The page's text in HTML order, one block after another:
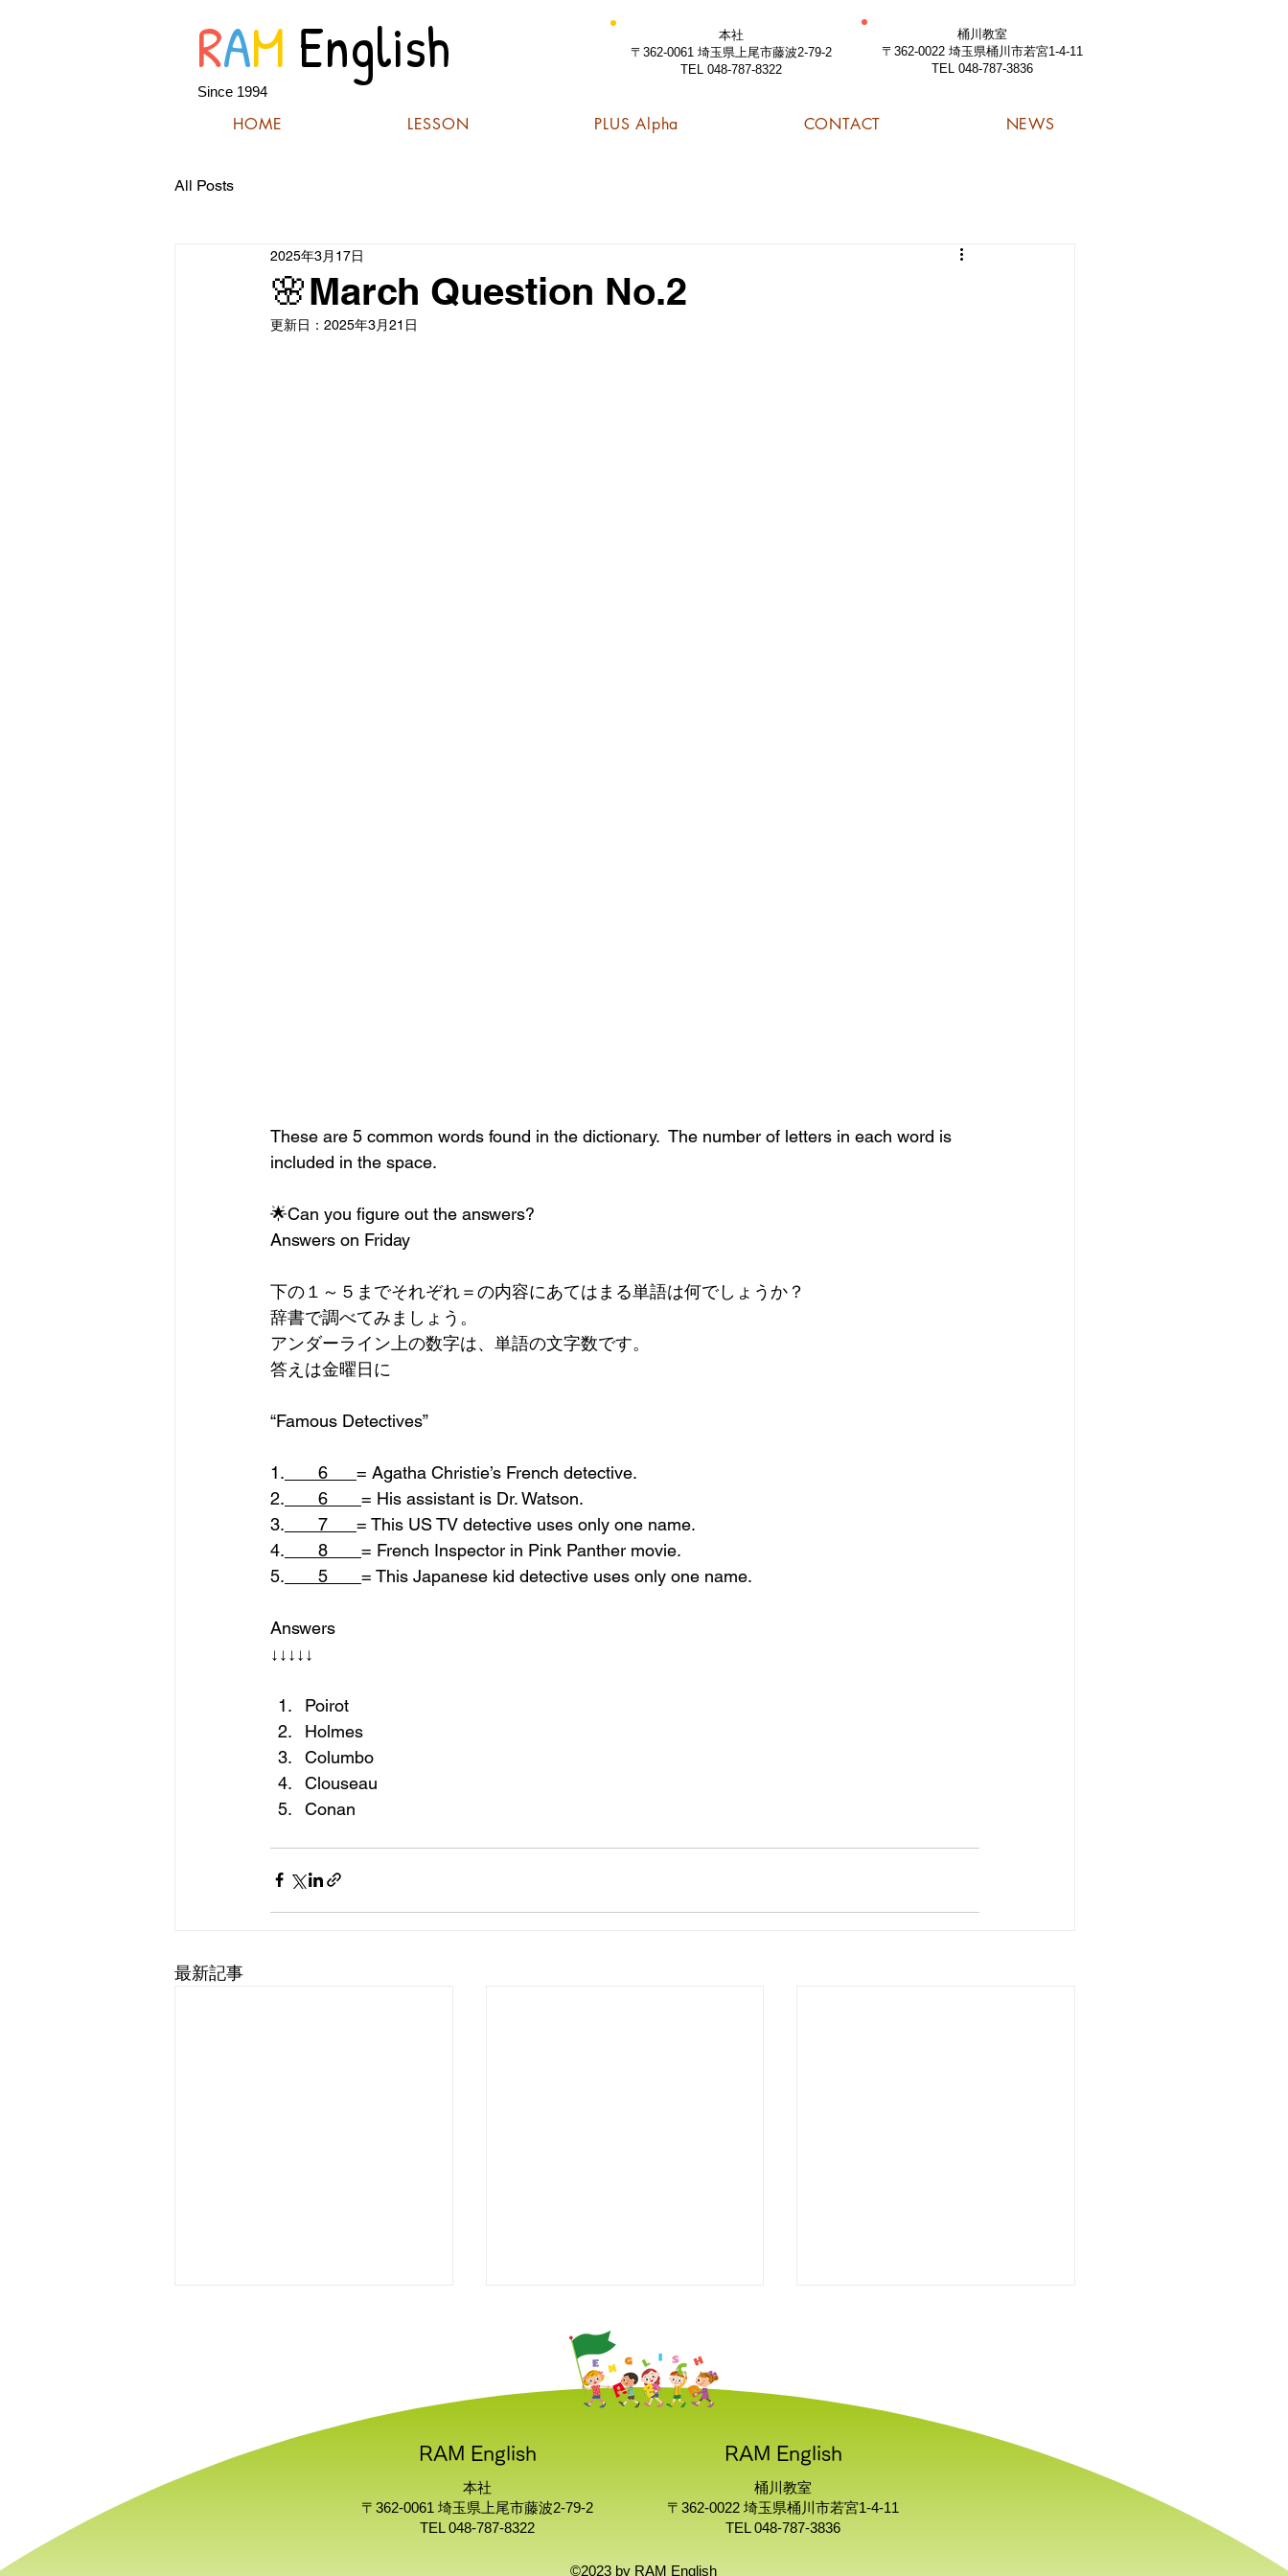
RAM English
Since 1994
本社
〒362-0061 埼玉県上尾市藤波2-79-2
TEL 048-787-8322
桶川教室
〒362-0022 埼玉県桶川市若宮1-4-11
TEL 048-787-3836
HOME LESSON PLUS Alpha CONTACT NEWS
All Posts
🌸March Question No.2
2025年3月17日
更新日： 2025年3月21日
These are 5 common words found in the dictionary.  The number of letters in each word is
included in the space.
🌟Can you figure out the answers?
Answers on Friday
下の１～５までそれぞれ＝の内容にあてはまる単語は何でしょうか？
辞書で調べてみましょう。
アンダーライン上の数字は、単語の文字数です。
答えは金曜日に
“Famous Detectives”
1. 6 = Agatha Christie’s French detective.
2. 6 = His assistant is Dr. Watson.
3. 7 = This US TV detective uses only one name.
4. 8 = French Inspector in Pink Panther movie.
5. 5 = This Japanese kid detective uses only one name.
Answers
↓↓↓↓↓
Poirot
Holmes
Columbo
Clouseau
Conan
最新記事
🐬夏季休業のお知らせ
す。
RAM English
本社
〒362-0061 埼玉県上尾市藤波2-79-2
TEL 048-787-8322
RAM English
桶川教室
〒362-0022 埼玉県桶川市若宮1-4-11
TEL 048-787-3836
©2023 by RAM English